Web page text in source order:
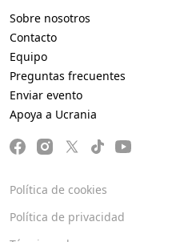
Sobre nosotros
Contacto
Equipo
Preguntas frecuentes
Enviar evento
Apoya a Ucrania
Política de cookies
Política de privacidad